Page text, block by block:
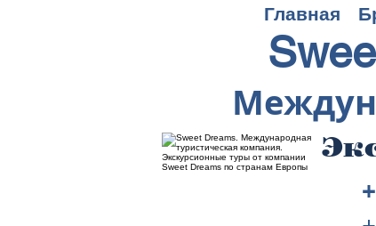
Главная